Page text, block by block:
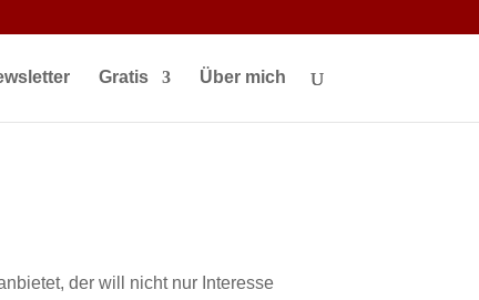
'_blank', 'width=800,height=600'); if (newWindow) {
Gratis Über mich
der will nicht nur Interesse